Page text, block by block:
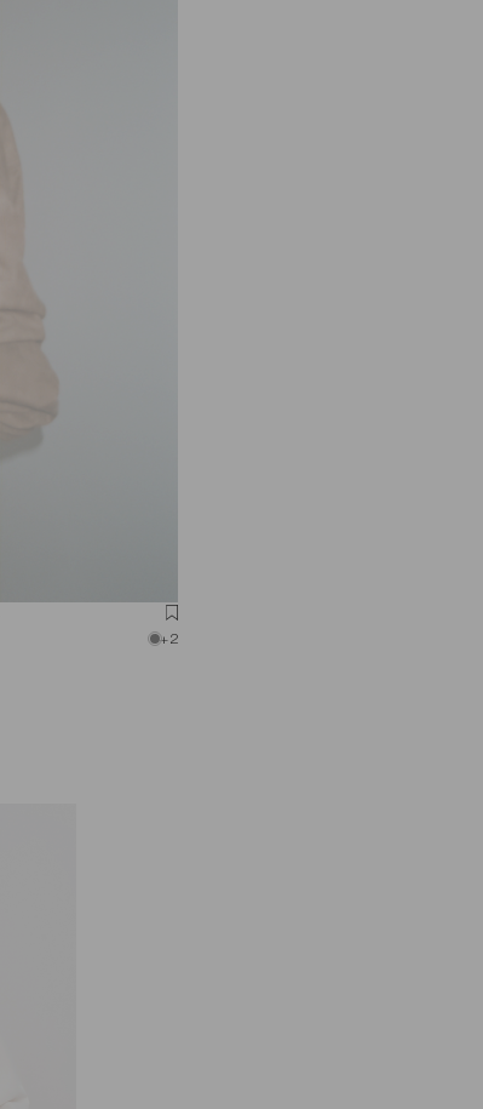
+2